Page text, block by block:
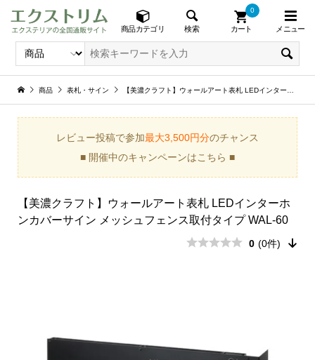
商品カテゴリ 検索 カート
0
メニュー
商品 表札・サイン 【美濃クラフト】ウォールアート表札 LEDインターホンカバーサイン メッシュフェンス取付タイプ WAL-60
レビュー投稿で参加最大3,500円分のチャンス
■ 開催中のキャンペーンはこちら ■
【美濃クラフト】ウォールアート表札 LEDインターホ
ンカバーサイン メッシュフェンス取付タイプ WAL-60
0 (0件)